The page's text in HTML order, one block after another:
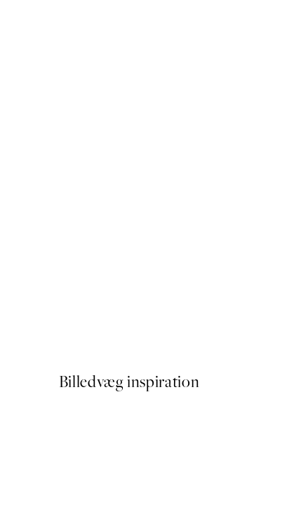
Billedvæg inspiration